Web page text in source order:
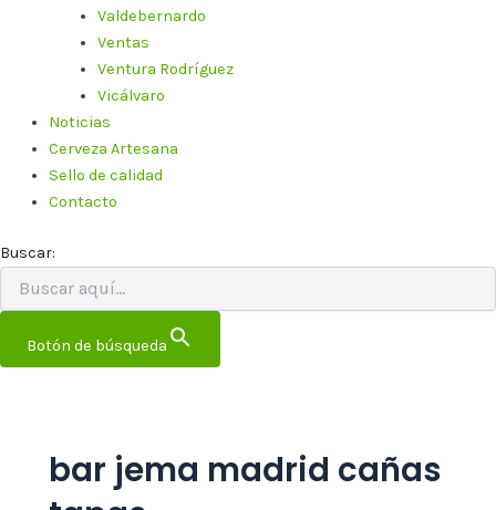
Valdebernardo
Ventas
Ventura Rodríguez
Vicálvaro
Noticias
Cerveza Artesana
Sello de calidad
Contacto
Buscar:
Botón de búsqueda
bar jema madrid cañas